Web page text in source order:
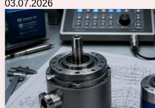
03.07.2026